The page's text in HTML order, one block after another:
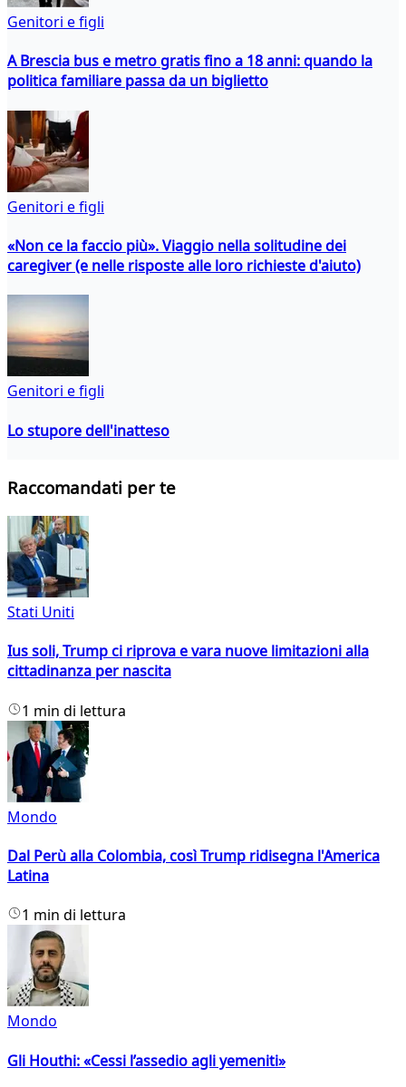
Genitori e figli
A Brescia bus e metro gratis fino a 18 anni: quando la
politica familiare passa da un biglietto
Genitori e figli
«Non ce la faccio più». Viaggio nella solitudine dei
caregiver (e nelle risposte alle loro richieste d'aiuto)
Genitori e figli
Lo stupore dell'inatteso
Raccomandati per te
Stati Uniti
Ius soli, Trump ci riprova e vara nuove limitazioni alla
cittadinanza per nascita
1 min di lettura
Mondo
Dal Perù alla Colombia, così Trump ridisegna l'America
Latina
1 min di lettura
Mondo
Gli Houthi: «Cessi l’assedio agli yemeniti»